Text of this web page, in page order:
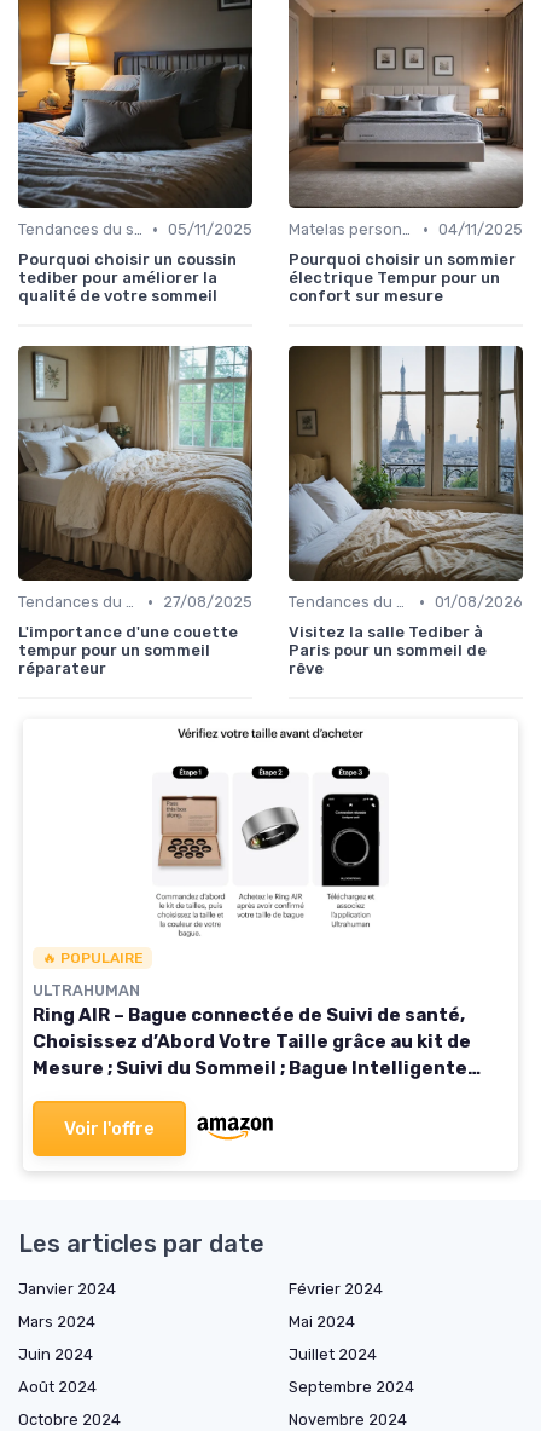
Tendances du sommeil • 05/11/2025
Pourquoi choisir un coussin
tediber pour améliorer la
qualité de votre sommeil
Matelas personnalisables • 04/11/2025
Pourquoi choisir un sommier
électrique Tempur pour un
confort sur mesure
Tendances du sommeil •
27/08/2025
L'importance d'une couette
tempur pour un sommeil
réparateur
Tendances du sommeil • 01/08/2026
Visitez la salle Tediber à
Paris pour un sommeil de
rêve
🔥 POPULAIRE
ULTRAHUMAN
Ring AIR – Bague connectée de Suivi de santé,
Choisissez d’Abord Votre Taille grâce au kit de
Mesure ; Suivi du Sommeil ; Bague Intelligente
Voir l'offre
Les articles par date
Janvier 2024
Février 2024
Mars 2024
Mai 2024
Juin 2024
Juillet 2024
Août 2024
Septembre 2024
Octobre 2024
Novembre 2024